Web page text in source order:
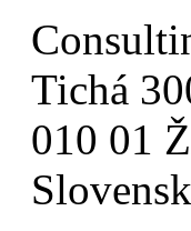
Tichá
010 01